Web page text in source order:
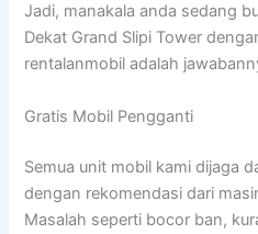
Jadi, manakala anda sedang
Dekat Grand Slipi Tower
rentalanmobil adalah
Gratis Mobil Pengganti
Semua unit mobil kami dijaga
dengan rekomendasi dari
Masalah seperti bocor ban,